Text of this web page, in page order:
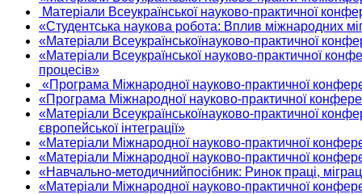
Матеріали Всеукраїнської науково-практичної
«Студентська наукова робота: Вплив міжнародних
«Матеріали Всеукраїнськоїнауково-практичної
«Матеріали Всеукраїнської науково-практичної
процесів»
«Програма Міжнародної науково-практичної
«Програма Міжнародної науково-практичної
«Матеріали Всеукраїнськоїнауково-практичної
європейської інтеграції»
«Матеріали Міжнародної науково-практичної
«Матеріали Міжнародної науково-практичної
«Навчально-методичнийпосібник: Ринок праці,
«Матеріали Міжнародної науково-практичної